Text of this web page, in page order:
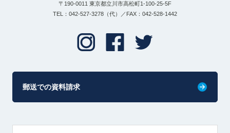
〒190-0011 東京都立川市高松町1-100-25-5F
TEL：042-527-3278（代）／FAX：042-528-1442
郵送での資料請求